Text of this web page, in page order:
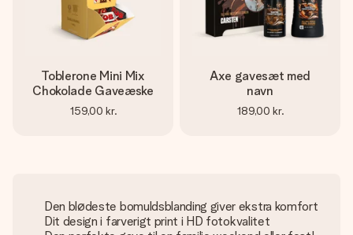
Toblerone Mini Mix
Chokolade Gaveæske
159,00 kr.
Axe gavesæt med
navn
189,00 kr.
Den blødeste bomuldsblanding giver ekstra komfort
Dit design i farverigt print i HD fotokvalitet